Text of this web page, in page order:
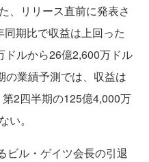
、リリース直前に発表さ
期比で収益は上回った
ドルから26億2,600万ドル
の業績予測では、収益は
2四半期の125億4,000万
い。
ル・ゲイツ会長の引退